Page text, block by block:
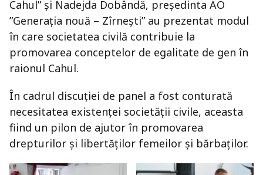
Cahul” și Nadejda Dobândă, președinta AO
”Generația nouă – Zîrnești” au prezentat modul
în care societatea civilă contribuie la
promovarea conceptelor de egalitate de gen în
raionul Cahul.
În cadrul discuției de panel a fost conturată
necesitatea existenței societății civile, aceasta
fiind un pilon de ajutor în promovarea
drepturilor și libertăților femeilor și bărbaților.